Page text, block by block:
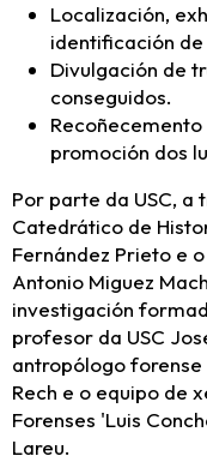
Localización,
identificación
Divulgación de
conseguidos.
promoción dos
Por parte da USC, a
Catedrático de
Fernández Prieto e
Antonio Miguez
investigación
profesor da USC
antropólogo forense
Rech e o equipo de
Forenses 'Luis
Lareu.